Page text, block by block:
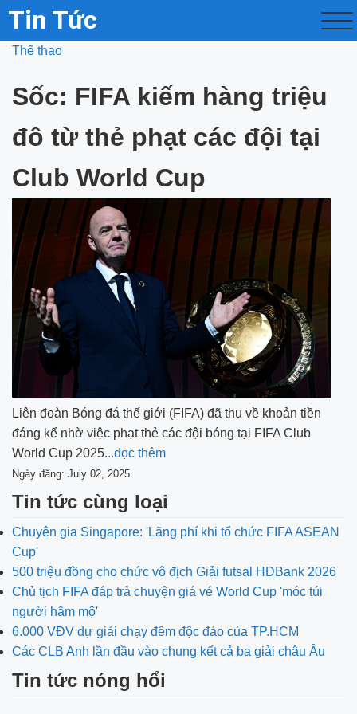
Tin Tức
Thể thao
Sốc: FIFA kiếm hàng triệu
đô từ thẻ phạt các đội tại
Club World Cup
Liên đoàn Bóng đá thế giới (FIFA) đã thu về khoản tiền
đáng kể nhờ việc phạt thẻ các đội bóng tại FIFA Club
World Cup 2025...đọc thêm
Ngày đăng: July 02, 2025
Tin tức cùng loại
Chuyên gia Singapore: 'Lãng phí khi tổ chức FIFA ASEAN
Cup'
500 triệu đồng cho chức vô địch Giải futsal HDBank 2026
Chủ tịch FIFA đáp trả chuyện giá vé World Cup 'móc túi
người hâm mộ'
6.000 VĐV dự giải chạy đêm độc đáo của TP.HCM
Các CLB Anh lần đầu vào chung kết cả ba giải châu Âu
Tin tức nóng hổi